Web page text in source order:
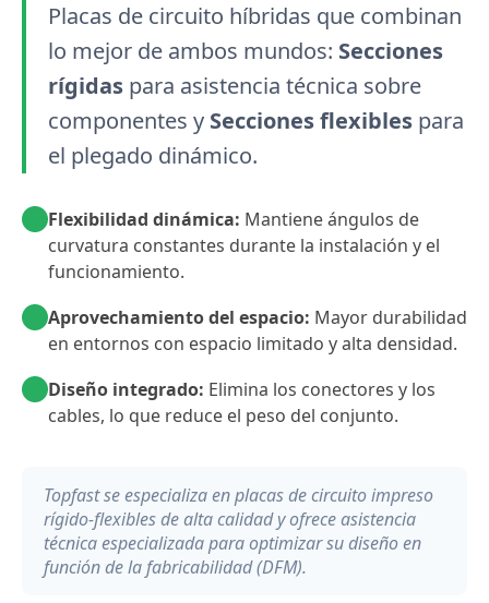
Placas de circuito híbridas que combinan
lo mejor de ambos mundos: Secciones
rígidas para asistencia técnica sobre
componentes y Secciones flexibles para
el plegado dinámico.
Flexibilidad dinámica: Mantiene ángulos de
curvatura constantes durante la instalación y el
funcionamiento.
Aprovechamiento del espacio: Mayor durabilidad
en entornos con espacio limitado y alta densidad.
Diseño integrado: Elimina los conectores y los
cables, lo que reduce el peso del conjunto.
Topfast se especializa en placas de circuito impreso
rígido-flexibles de alta calidad y ofrece asistencia
técnica especializada para optimizar su diseño en
función de la fabricabilidad (DFM).